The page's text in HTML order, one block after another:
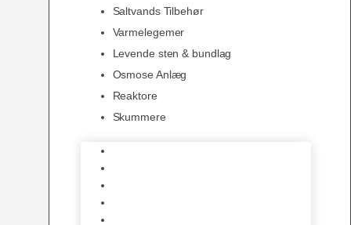
Saltvands Tilbehør
Varmelegemer
Levende sten & bundlag
Osmose Anlæg
Reaktore
Skummere